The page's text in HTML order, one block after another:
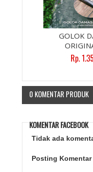
GOLOK
Rp.
0 KOMENTAR PRODUK
KOMENTAR FACEBOOK
Tidak ada
Posting Komentar